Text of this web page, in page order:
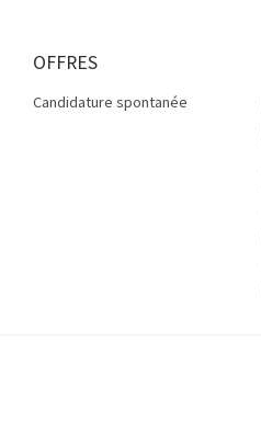
OFFRES
Candidature spontanée